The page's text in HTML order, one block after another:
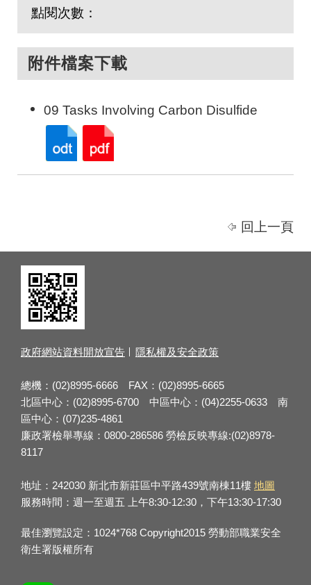
點閱次數：
附件檔案下載
09 Tasks Involving Carbon Disulfide
回上一頁
政府網站資料開放宣告 隱私權及安全政策
總機：(02)8995-6666 FAX：(02)8995-6665
北區中心：(02)8995-6700 中區中心：(04)2255-0633 南
區中心：(07)235-4861
廉政署檢舉專線：0800-286586 勞檢反映專線:(02)8978-
8117
地址：242030 新北市新莊區中平路439號南棟11樓 地圖
服務時間：週一至週五 上午8:30-12:30，下午13:30-17:30
最佳瀏覽設定：1024*768 Copyright2015 勞動部職業安全
衛生署版權所有